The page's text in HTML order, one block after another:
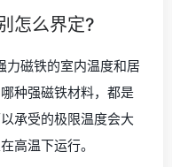
怎么界定?
力磁铁的室内温度和居
种强磁铁材料，都是
承受的极限温度会大
高温下运行。